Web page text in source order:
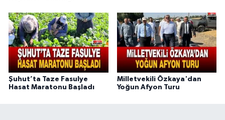
Şuhut’ta Taze Fasulye
Hasat Maratonu Başladı
Milletvekili Özkaya'dan
Yoğun Afyon Turu